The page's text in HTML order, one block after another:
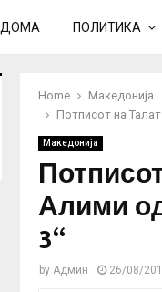
ДОМА ПОЛИТИКА
Home
Македонија
Потписот на
Македонија
Алими
3“
by Админ 26/08/